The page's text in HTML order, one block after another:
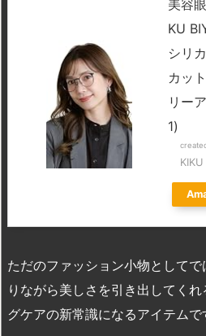
美容
KU
シリ
カッ
リー
1)
ただのファッション小物として
りながら美しさを引き出してく
グケアの新常識になるアイテムで